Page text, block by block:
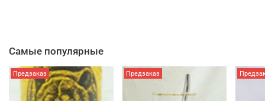
Самые популярные
Предзаказ Предзаказ